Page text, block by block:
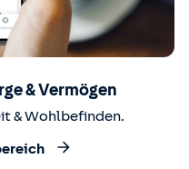
& Vermögen
& Wohlbefinden.